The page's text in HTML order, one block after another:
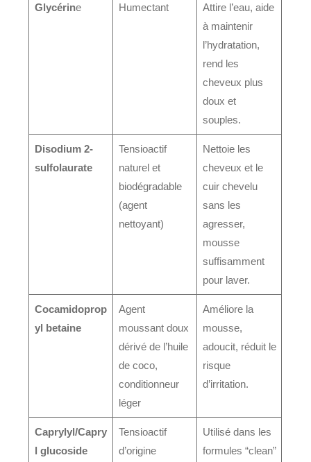
Glycérine Humectant
Attire l’eau, aide
à maintenir
l’hydratation,
rend les
cheveux plus
doux et
souples.
Disodium 2-
sulfolaurate
Tensioactif
naturel et
biodégradable
(agent
nettoyant)
Nettoie les
cheveux et le
cuir chevelu
sans les
agresser,
mousse
suffisamment
pour laver.
Cocamidoprop
yl betaine
Agent
moussant doux
dérivé de l’huile
de coco,
conditionneur
léger
Améliore la
mousse,
adoucit, réduit le
risque
d’irritation.
Caprylyl/Capry
l glucoside
Tensioactif
d’origine
Utilisé dans les
formules “clean”